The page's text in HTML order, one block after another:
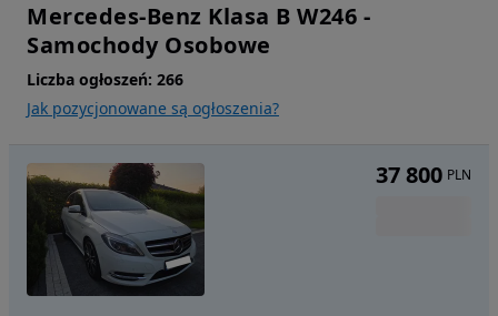
Mercedes-Benz Klasa B W246 -
Samochody Osobowe
Liczba ogłoszeń: 266
Jak pozycjonowane są ogłoszenia?
37 800 PLN